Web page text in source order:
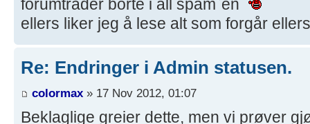
forumtråder borte i all spam`en
ellers liker jeg å lese alt som forgår
Re: Endringer i Admin statusen.
colormax » 17 Nov 2012, 01:07
Beklaglige greier dette, men vi prøver